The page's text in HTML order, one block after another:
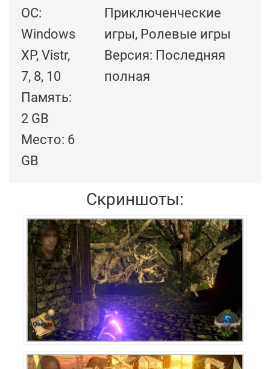
ОС:
Windows
XP, Vistr,
7, 8, 10
Память:
2 GB
Место: 6
GB
Приключенческие
игры, Ролевые игры
Версия: Последняя
полная
Скриншоты: